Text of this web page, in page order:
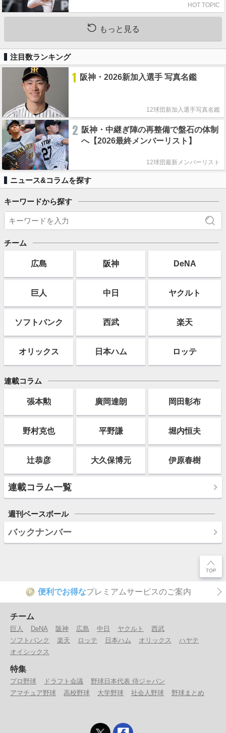
HOT TOPIC
もっと見る
注目数ランキング
1 阪神・2026新加入選手 写真名鑑
12球団新加入選手写真名鑑
2 阪神・中継ぎ陣の再整備で盤石の体制
へ【2026最終メンバーリスト】
12球団最新メンバーリスト
ニュース&コラムを探す
キーワードから探す
チーム
広島 阪神 DeNA
巨人 中日 ヤクルト
ソフト バンク 西武 楽天
オリックス 日本ハム ロッテ
連載コラム
張本勲 廣岡達朗 岡田彰布
野村克也 平野謙 堀内恒夫
辻恭彦 大久保博元 伊原春樹
連載コラム一覧
週刊ベースボール
バックナンバー
P 便利でお得なプレミアムサービスのご案内
チーム
巨人 DeNA 阪神 広島 中日 ヤクルト
西武
ソフトバンク
楽天 ロッテ 日本ハム オリックス
ハヤテ
オイシックス
特集
プロ野球 ドラフト会議
野球日本代表 侍ジャパン
アマチュア野球
高校野球 大学野球 社会人野球 野球まとめ